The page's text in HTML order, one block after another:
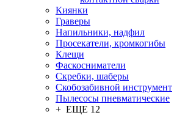
Киянки
Граверы
Напильники, надфил
Просекатели, кромкогибы
Клещи
Фаскосниматели
Скребки, шаберы
Скобозабивной инструмент
Пылесосы пневматические
+ ЕЩЕ 12